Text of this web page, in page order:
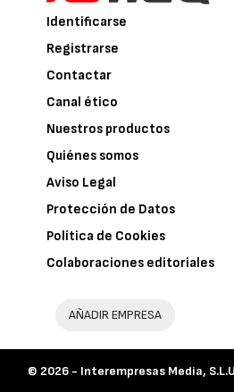
Identificarse
Registrarse
Contactar
Canal ético
Nuestros productos
Quiénes somos
Aviso Legal
Protección de Datos
Política de Cookies
Colaboraciones editoriales
AÑADIR EMPRESA
© 2026 - Interempresas Media,